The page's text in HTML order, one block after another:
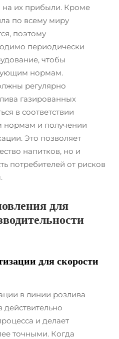
на их прибыли. Кроме
по всему миру
поэтому
периодически
чтобы
нормам.
регулярно
газированных
в соответствии
нормам и получении
Это позволяет
напитков, но и
потребителей от рисков
для
для скорости
в линии розлива
действительно
и делает
точными. Когда